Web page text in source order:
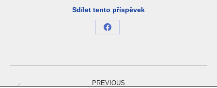
Sdílet tento příspěvek
Share
PREVIOUS